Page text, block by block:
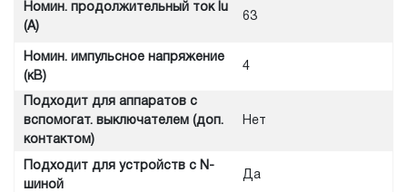
Номин. продолжительный ток Iu
(А)
63
Номин. импульсное напряжение
(кВ)
4
Подходит для аппаратов с
вспомогат. выключателем (доп.
контактом)
Нет
Подходит для устройств с N-
шиной
Да